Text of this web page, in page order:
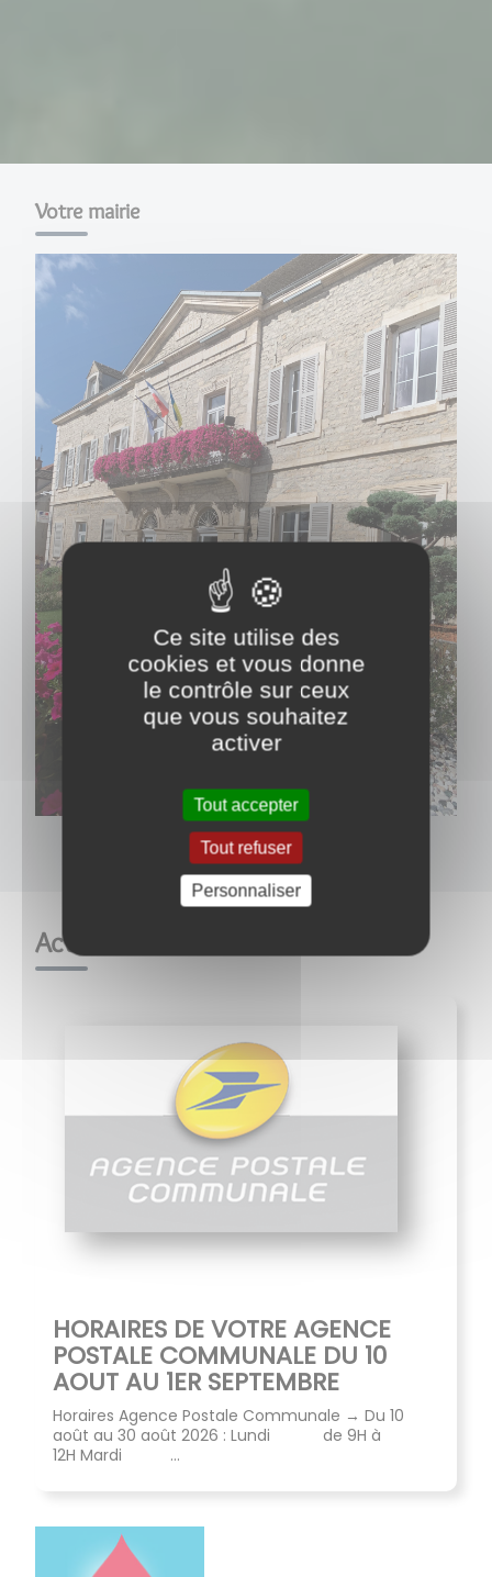
Votre mairie
Actualités
HORAIRES DE VOTRE AGENCE
POSTALE COMMUNALE DU 10
AOUT AU 1ER SEPTEMBRE
Horaires Agence Postale Communale → Du 10
août au 30 août 2026 : Lundi de 9H à
12H Mardi ...
Ce site utilise des
cookies et vous donne
le contrôle sur ceux
que vous souhaitez
activer
Tout accepter
Tout refuser
Personnaliser